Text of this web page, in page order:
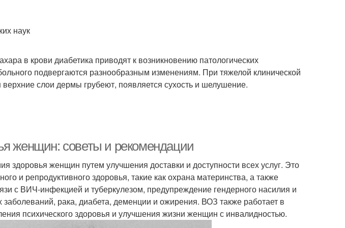
наук
в крови диабетика приводят к возникновению патологических
подвергаются разнообразным изменениям. При тяжелой клинической
верхние слои дермы грубеют, появляется сухость и шелушение.
женщин: советы и рекомендации
здоровья женщин путем улучшения доставки и доступности всех услуг. Это
и репродуктивного здоровья, такие как охрана материнства, а также
с ВИЧ-инфекцией и туберкулезом, предупреждение гендерного насилия и
заболеваний, рака, диабета, деменции и ожирения. ВОЗ также работает в
психического здоровья и улучшения жизни женщин с инвалидностью.